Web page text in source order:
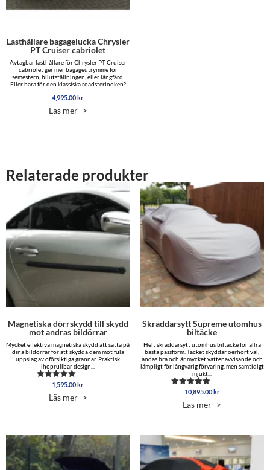
Lasthållare bagagelucka Chrysler
PT Cruiser cabriolet
Avtagbar lasthållare för Chrysler PT Cruiser
cabriolet ger mer bagageutrymme för
semestern, bilutställningen, eller långfärd.
Eller bara för den klassiska roadsterlooken?
4,995.00kr
Läs mer ->
Relaterade produkter
Magnetiska dörrskydd till skydd
mot andras bildörrar
Mycket effektiva magnetiska skydd att sätta på
dina bildörrar för att skydda dem mot fula
uppslag av oförsiktiga grannar. Praktisk
ihoprullbar design...
Betygsatt
av 5
1,595.00kr
Läs mer ->
Skräddarsytt Supreme utomhus
biltäcke
Helt skräddarsytt utomhus biltäcke för allra
bästa passform. Täcket skyddar oerhört väl,
andas bra och är mycket vattenavvisande och
lämpligt för långvarig förvaring, men samtidigt
mjukt...
Betygsatt
av 5
10,895.00kr
Läs mer ->